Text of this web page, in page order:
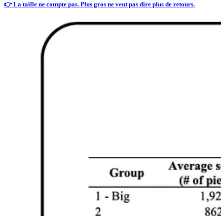
👉 La taille ne compte pas. Plus gros ne veut pas dire plus de retours.